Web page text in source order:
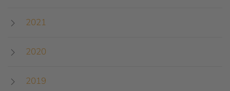
2021
2020
2019